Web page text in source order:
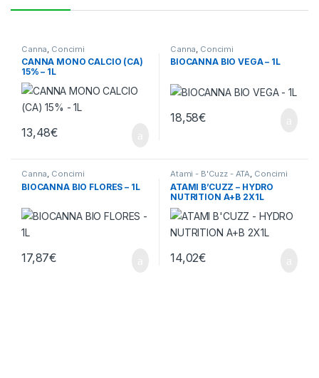
Canna Concimi
CANNA MONO CALCIO (CA)
15% – 1L
13,48€
Canna Concimi
BIOCANNA BIO VEGA – 1L
18,58€
Canna, Concimi
BIOCANNA BIO FLORES – 1L
17,87€
Atami - B'Cuzz - ATA, Concimi
ATAMI B’CUZZ – HYDRO
NUTRITION A+B 2X1L
14,02€